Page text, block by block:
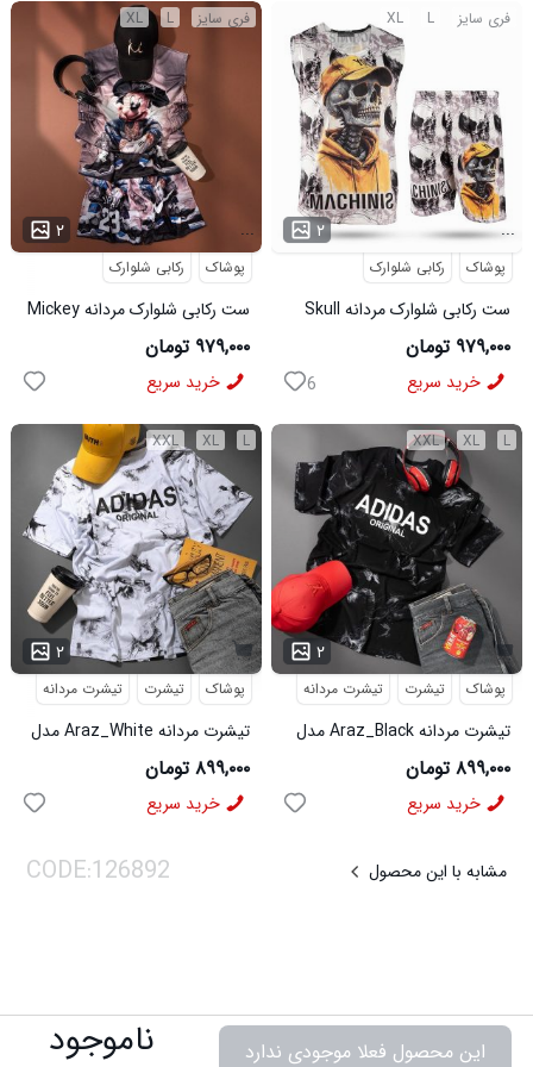
ناموجود این محصول فعلا موجودی ندارد
فری سایز L
XL
۲ ...
پوشاک رکابی شلوارک
ست رکابی شلوارک مردانه Mickey
مدل 3996
۹۷۹,۰۰۰ تومان
خرید سریع
فری سایز L
XL
۲ ...
پوشاک رکابی شلوارک
ست رکابی شلوارک مردانه Skull
مدل 3995
۹۷۹,۰۰۰ تومان
خرید سریع 6
L
XL
XXL
۲
پوشاک تیشرت تیشرت مردانه
تیشرت مردانه Araz_White مدل
3992
۸۹۹,۰۰۰ تومان
خرید سریع
L
XL
XXL
۲
پوشاک تیشرت تیشرت مردانه
تیشرت مردانه Araz_Black مدل
3991
۸۹۹,۰۰۰ تومان
خرید سریع
مشابه با این محصول